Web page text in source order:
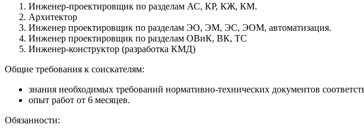
Инженер-проектировщик по разделам АС, КР, КЖ, КМ.
Архитектор
Инженер проектировщик по разделам ЭО, ЭМ, ЭС, ЭОМ, автоматизация.
Инженер проектировщик по разделам ОВиК, ВК, ТС
Инженер-конструктор (разработка КМД)
Общие требования к соискателям:
знания необходимых требований нормативно-технических документов
опыт работ от 6 месяцев.
Обязанности: